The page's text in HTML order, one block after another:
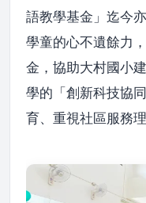
語教學基金」迄今
學童的心不遺餘力
金，協助大村國小
學的「創新科技協
育、重視社區服務理